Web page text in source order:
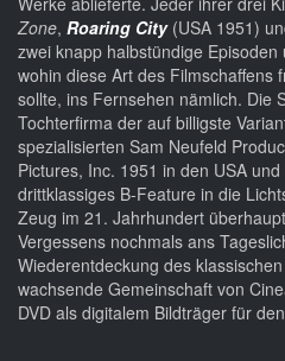
Zone, Roaring City(USA 1951)
zwei knapp halbstündige
wohin diese Art des Filmschaffens
sollte, ins Fernsehen nämlich. Die
Tochterfirma der auf billigste
spezialisierten Sam Neufeld
Pictures, Inc. 1951 in den USA
drittklassiges B-Feature in die
Zeug im 21. Jahrhundert
Vergessens nochmals ans
Wiederentdeckung des
wachsende Gemeinschaft von
DVD als digitalem Bildträger für